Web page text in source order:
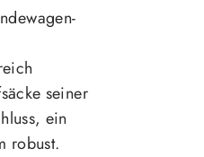
seiner
ein
robust.